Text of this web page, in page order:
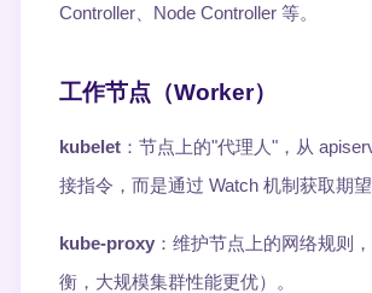
Controller、Node Controller 等。
工作节点（Worker）
kubelet ：节点上的"代理人"，从
接指令，而是通过 Watch 机制获取期
kube-proxy ：维护节点上的网络规则
衡，大规模集群性能更优）。